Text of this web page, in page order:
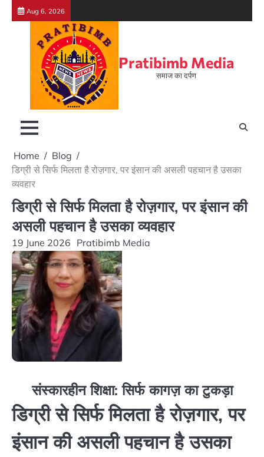
Skip
Aug 6, 2026
Pratibimb Media
समाज का दर्पण
Home
Blog
डिग्री से सिर्फ मिलता है रोज़गार, पर इंसान की असली पहचान है उसका
व्यवहार
डिग्री से सिर्फ मिलता है रोज़गार, पर इंसान की
असली पहचान है उसका व्यवहार
19 June 2026 Pratibimb Media
संस्कारहीन शिक्षा: सिर्फ कागज़ का टुकड़ा
डिग्री से सिर्फ मिलता है रोज़गार, पर
इंसान की असली पहचान है उसका